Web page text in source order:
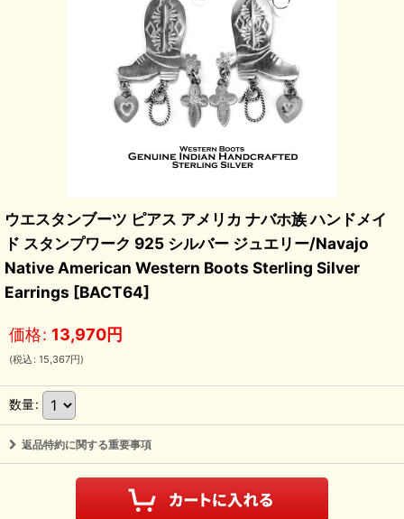
ウエスタンブーツ ピアス アメリカ ナバホ族 ハンドメイ
ド スタンプワーク 925 シルバー ジュエリー/Navajo
Native American Western Boots Sterling Silver
Earrings [BACT64]
価格: 13,970円
(税込 : 15,367円)
数量:
返品特約に関する重要事項